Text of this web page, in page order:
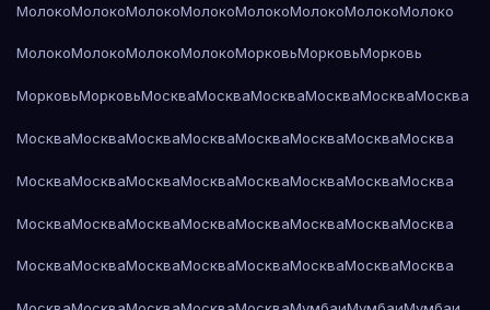
МолокоМолокоМолокоМолокоМолокоМолокоМолокоМолоко
МолокоМолокоМолокоМолокоМорковьМорковьМорковь
МорковьМорковьМоскваМоскваМоскваМоскваМоскваМосква
МоскваМоскваМоскваМоскваМоскваМоскваМоскваМосква
МоскваМоскваМоскваМоскваМоскваМоскваМоскваМосква
МоскваМоскваМоскваМоскваМоскваМоскваМоскваМосква
МоскваМоскваМоскваМоскваМоскваМоскваМоскваМосква